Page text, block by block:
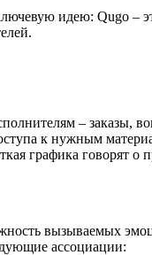
идею: Qugo –
– заказы,
к нужным
графика говорят о
вызываемых
ассоциации: